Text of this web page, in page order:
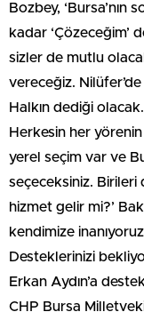
Bozbey, ‘Bursa’nın
kadar ‘Çözeceğim’
sizler de mutlu
vereceğiz.
Halkın dediği
Herkesin her
yerel seçim var ve
seçeceksiniz. Birileri
hizmet gelir mi?’
kendimize
Desteklerinizi
Erkan Aydın’a
CHP Bursa